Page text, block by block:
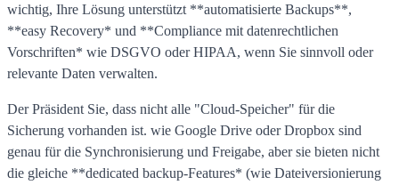
wichtig, Ihre Lösung unterstützt **automatisierte Backups**,
**easy Recovery* und **Compliance mit datenrechtlichen
Vorschriften* wie DSGVO oder HIPAA, wenn Sie sinnvoll oder
relevante Daten verwalten.
Der Präsident Sie, dass nicht alle "Cloud-Speicher" für die
Sicherung vorhanden ist. wie Google Drive oder Dropbox sind
genau für die Synchronisierung und Freigabe, aber sie bieten nicht
die gleiche **dedicated backup-Features* (wie Dateiversionierung